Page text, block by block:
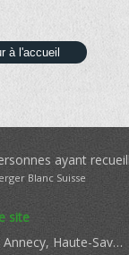
à l'accueil
ayant
Blanc Suisse
site
PERDU CHAT Croisé Annecy, Haute-Savoie, France